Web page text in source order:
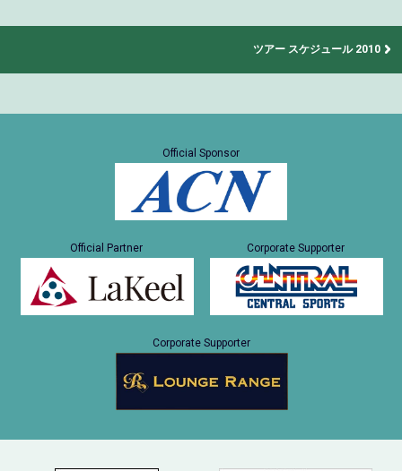
ツアー スケジュール 2010
Official Sponsor
Official Partner Corporate Supporter
Corporate Supporter